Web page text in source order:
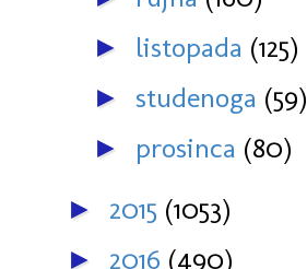
► listopada (125)
► studenoga (59)
► prosinca (80)
► 2015 (1053)
► 2016 (490)